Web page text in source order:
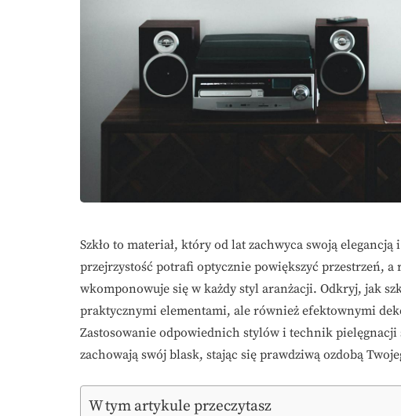
Szkło to materiał, który od lat zachwyca swoją
przejrzystość potrafi optycznie powiększyć przestrzeń,
wkomponowuje się w każdy styl aranżacji. Odkryj, jak
praktycznymi elementami, ale również efektownymi
Zastosowanie odpowiednich stylów i technik pielęgnacji
zachowają swój blask, stając się prawdziwą ozdobą
W tym artykule przeczytasz